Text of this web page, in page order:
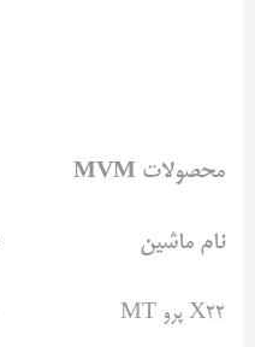
محصولات MVM
نام ماشین
X22 پرو MT